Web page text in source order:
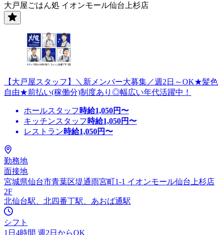
大戸屋ごはん処 イオンモール仙台上杉店
【大戸屋スタッフ】＼新メンバー大募集／週2日～OK★髪色
自由★前払い(稼働分)制度あり◎幅広い年代活躍中！
ホールスタッフ 時給1,050円〜
キッチンスタッフ 時給1,050円〜
レストラン時給1,050円〜
勤務地
面接地
宮城県仙台市青葉区堤通雨宮町1-1 イオンモール仙台上杉店
2F
北仙台駅、北四番丁駅、あおば通駅
シフト
1日4時間 週2日からOK